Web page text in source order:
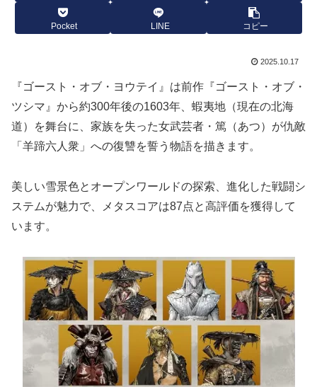
Pocket LINE コピー
2025.10.17
『ゴースト・オブ・ヨウテイ』は前作『ゴースト・オブ・
ツシマ』から約300年後の1603年、蝦夷地（現在の北海
道）を舞台に、家族を失った女武芸者・篤（あつ）が仇敵
「羊蹄六人衆」への復讐を誓う物語を描きます。
美しい雪景色とオープンワールドの探索、進化した戦闘シ
ステムが魅力で、メタスコアは87点と高評価を獲得して
います。